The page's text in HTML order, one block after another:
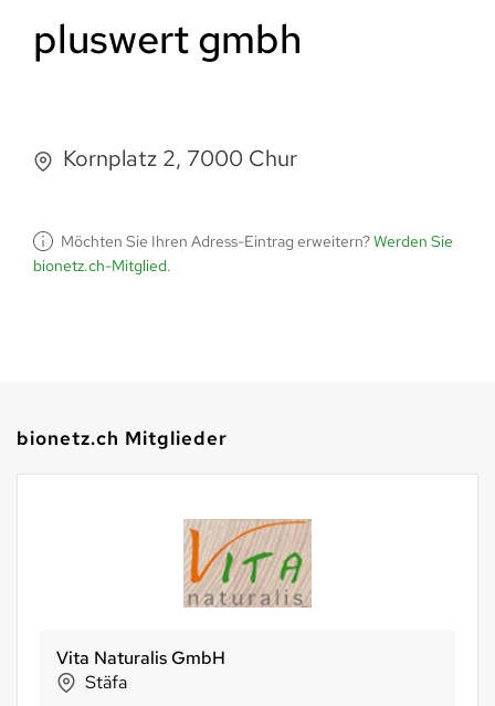
pluswert gmbh
Kornplatz 2, 7000 Chur
Möchten Sie Ihren Adress-Eintrag erweitern?Werden Sie
bionetz.ch-Mitglied.
bionetz.ch Mitglieder
Vita Naturalis GmbH
Stäfa